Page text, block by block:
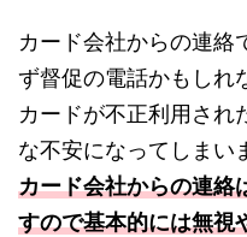
カード会社からの連絡
ず督促の電話かもしれ
カードが不正利用され
な不安になってしまい
カード会社からの連絡
すので基本的には無視